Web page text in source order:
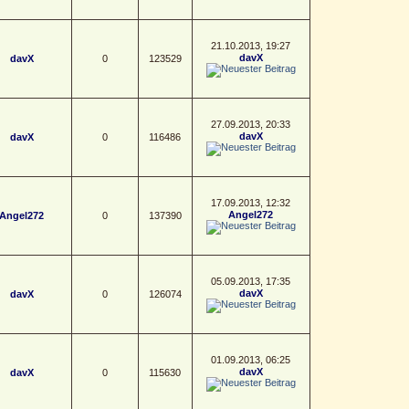
davX 0 123529
21.10.2013, 19:27
davX
davX 0 116486
27.09.2013, 20:33
davX
Angel272 0 137390
17.09.2013, 12:32
Angel272
davX 0 126074
05.09.2013, 17:35
davX
davX 0 115630
01.09.2013, 06:25
davX